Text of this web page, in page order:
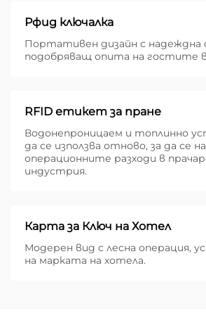
Рфид ключалка
Портативен дизайн с надеждна
подобряващ опита на гостите
RFID етикет за пране
Водонепроницаем и топлинно
да се използва отново, за да се
операционните разходи в
индустрия.
Карта за Ключ на Хотел
Модерен вид с лесна операция,
на марката на хотела.